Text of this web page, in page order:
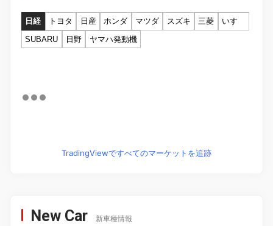
日経 トヨタ 日産 ホンダ マツダ スズキ 三菱
いすゞ
SUBARU
日野 ヤマハ発動機
TradingViewですべてのマーケットを追跡
New Car 新車種情報